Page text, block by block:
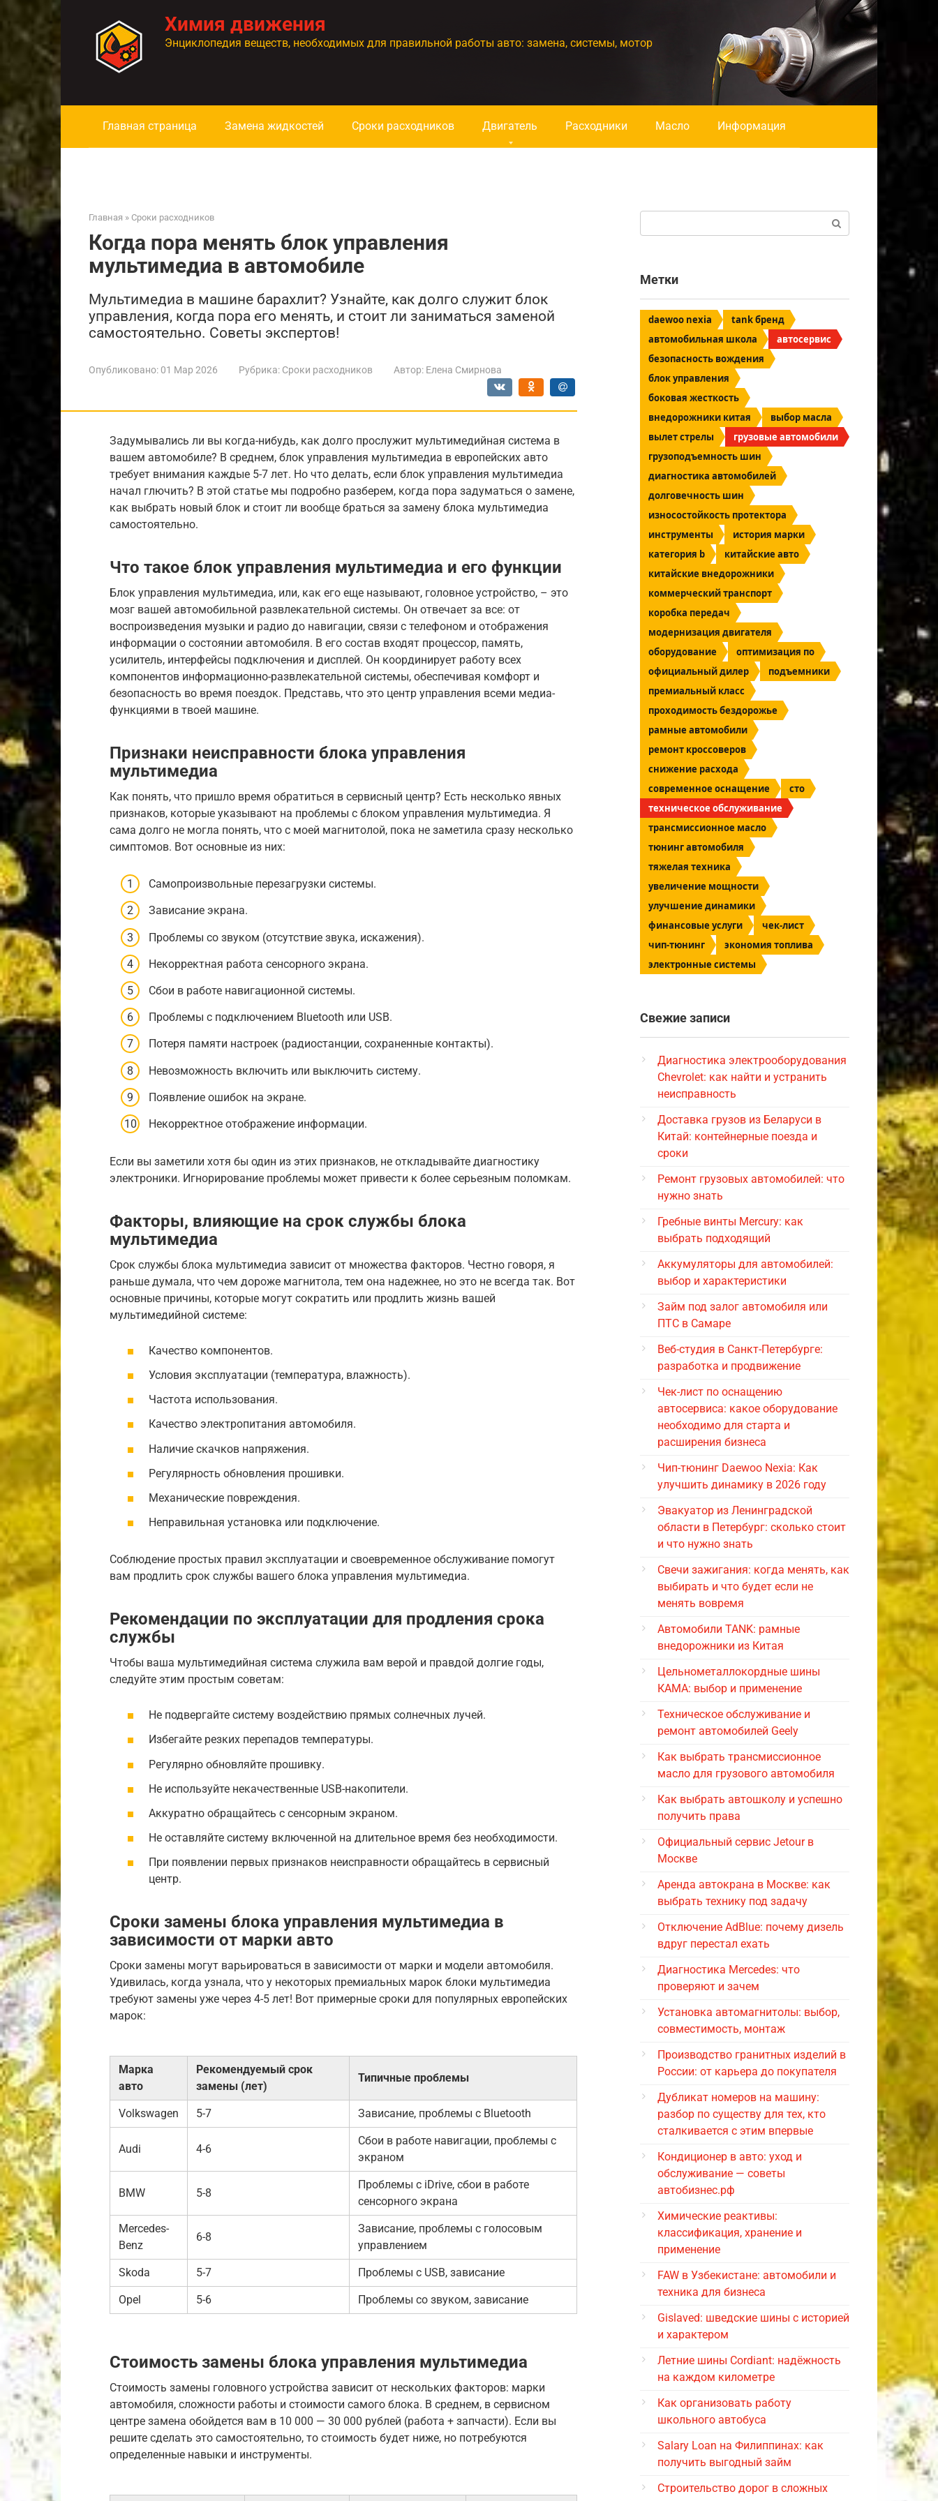
контенту
Химия движения
Энциклопедия веществ, необходимых для правильной работы авто: замена, системы, мотор
Главная страница Замена жидкостей Сроки расходников Двигатель Расходники Масло Информация
Главная » Сроки расходников
Когда пора менять блок управления
мультимедиа в автомобиле
Мультимедиа в машине барахлит? Узнайте, как долго служит блок
управления, когда пора его менять, и стоит ли заниматься заменой
самостоятельно. Советы экспертов!
Опубликовано: 01 Мар 2026 Рубрика: Сроки расходников Автор: Елена Смирнова
Задумывались ли вы когда-нибудь, как долго прослужит мультимедийная система в
вашем автомобиле? В среднем, блок управления мультимедиа в европейских авто
требует внимания каждые 5-7 лет. Но что делать, если блок управления мультимедиа
начал глючить? В этой статье мы подробно разберем, когда пора задуматься о замене,
как выбрать новый блок и стоит ли вообще браться за замену блока мультимедиа
самостоятельно.
Что такое блок управления мультимедиа и его функции
Блок управления мультимедиа, или, как его еще называют, головное устройство, – это
мозг вашей автомобильной развлекательной системы. Он отвечает за все: от
воспроизведения музыки и радио до навигации, связи с телефоном и отображения
информации о состоянии автомобиля. В его состав входят процессор, память,
усилитель, интерфейсы подключения и дисплей. Он координирует работу всех
компонентов информационно-развлекательной системы, обеспечивая комфорт и
безопасность во время поездок. Представь, что это центр управления всеми медиа-
функциями в твоей машине.
Признаки неисправности блока управления
мультимедиа
Как понять, что пришло время обратиться в сервисный центр? Есть несколько явных
признаков, которые указывают на проблемы с блоком управления мультимедиа. Я
сама долго не могла понять, что с моей магнитолой, пока не заметила сразу несколько
симптомов. Вот основные из них:
Самопроизвольные перезагрузки системы.
Зависание экрана.
Проблемы со звуком (отсутствие звука, искажения).
Некорректная работа сенсорного экрана.
Сбои в работе навигационной системы.
Проблемы с подключением Bluetooth или USB.
Потеря памяти настроек (радиостанции, сохраненные контакты).
Невозможность включить или выключить систему.
Появление ошибок на экране.
Некорректное отображение информации.
Если вы заметили хотя бы один из этих признаков, не откладывайте диагностику
электроники. Игнорирование проблемы может привести к более серьезным поломкам.
Факторы, влияющие на срок службы блока
мультимедиа
Срок службы блока мультимедиа зависит от множества факторов. Честно говоря, я
раньше думала, что чем дороже магнитола, тем она надежнее, но это не всегда так. Вот
основные причины, которые могут сократить или продлить жизнь вашей
мультимедийной системе:
Качество компонентов.
Условия эксплуатации (температура, влажность).
Частота использования.
Качество электропитания автомобиля.
Наличие скачков напряжения.
Регулярность обновления прошивки.
Механические повреждения.
Неправильная установка или подключение.
Соблюдение простых правил эксплуатации и своевременное обслуживание помогут
вам продлить срок службы вашего блока управления мультимедиа.
Рекомендации по эксплуатации для продления срока
службы
Чтобы ваша мультимедийная система служила вам верой и правдой долгие годы,
следуйте этим простым советам:
Не подвергайте систему воздействию прямых солнечных лучей.
Избегайте резких перепадов температуры.
Регулярно обновляйте прошивку.
Не используйте некачественные USB-накопители.
Аккуратно обращайтесь с сенсорным экраном.
Не оставляйте систему включенной на длительное время без необходимости.
При появлении первых признаков неисправности обращайтесь в сервисный
центр.
Сроки замены блока управления мультимедиа в
зависимости от марки авто
Сроки замены могут варьироваться в зависимости от марки и модели автомобиля.
Удивилась, когда узнала, что у некоторых премиальных марок блоки мультимедиа
требуют замены уже через 4-5 лет! Вот примерные сроки для популярных европейских
марок:
Марка
авто
Рекомендуемый срок
замены (лет)
Типичные проблемы
Volkswagen 5-7 Зависание, проблемы с Bluetooth
Audi 4-6
Сбои в работе навигации, проблемы с
экраном
BMW 5-8
Проблемы с iDrive, сбои в работе
сенсорного экрана
Mercedes-
Benz
6-8
Зависание, проблемы с голосовым
управлением
Skoda 5-7 Проблемы с USB, зависание
Opel 5-6 Проблемы со звуком, зависание
Стоимость замены блока управления мультимедиа
Стоимость замены головного устройства зависит от нескольких факторов: марки
автомобиля, сложности работы и стоимости самого блока. В среднем, в сервисном
центре замена обойдется вам в 10 000 — 30 000 рублей (работа + запчасти). Если вы
решите сделать это самостоятельно, то стоимость будет ниже, но потребуются
определенные навыки и инструменты.
Метки
daewoo nexia
tank бренд
автомобильная школа
автосервис
безопасность вождения
блок управления
боковая жесткость
внедорожники китая
выбор масла
вылет стрелы
грузовые автомобили
грузоподъемность шин
диагностика автомобилей
долговечность шин
износостойкость протектора
инструменты
история марки
категория b
китайские авто
китайские внедорожники
коммерческий транспорт
коробка передач
модернизация двигателя
оборудование
оптимизация по
официальный дилер
подъемники
премиальный класс
проходимость бездорожье
рамные автомобили
ремонт кроссоверов
снижение расхода
современное оснащение
сто
техническое обслуживание
трансмиссионное масло
тюнинг автомобиля
тяжелая техника
увеличение мощности
улучшение динамики
финансовые услуги
чек-лист
чип-тюнинг
экономия топлива
электронные системы
Свежие записи
Диагностика электрооборудования
Chevrolet: как найти и устранить
неисправность
Доставка грузов из Беларуси в
Китай: контейнерные поезда и
сроки
Ремонт грузовых автомобилей: что
нужно знать
Гребные винты Mercury: как
выбрать подходящий
Аккумуляторы для автомобилей:
выбор и характеристики
Займ под залог автомобиля или
ПТС в Самаре
Веб-студия в Санкт-Петербурге:
разработка и продвижение
Чек-лист по оснащению
автосервиса: какое оборудование
необходимо для старта и
расширения бизнеса
Чип-тюнинг Daewoo Nexia: Как
улучшить динамику в 2026 году
Эвакуатор из Ленинградской
области в Петербург: сколько стоит
и что нужно знать
Свечи зажигания: когда менять, как
выбирать и что будет если не
менять вовремя
Автомобили TANK: рамные
внедорожники из Китая
Цельнометаллокордные шины
КАМА: выбор и применение
Техническое обслуживание и
ремонт автомобилей Geely
Как выбрать трансмиссионное
масло для грузового автомобиля
Как выбрать автошколу и успешно
получить права
Официальный сервис Jetour в
Москве
Аренда автокрана в Москве: как
выбрать технику под задачу
Отключение AdBlue: почему дизель
вдруг перестал ехать
Диагностика Mercedes: что
проверяют и зачем
Установка автомагнитолы: выбор,
совместимость, монтаж
Производство гранитных изделий в
России: от карьера до покупателя
Дубликат номеров на машину:
разбор по существу для тех, кто
сталкивается с этим впервые
Кондиционер в авто: уход и
обслуживание — советы
автобизнес.рф
Химические реактивы:
классификация, хранение и
применение
FAW в Узбекистане: автомобили и
техника для бизнеса
Gislaved: шведские шины с историей
и характером
Летние шины Cordiant: надёжность
на каждом километре
Как организовать работу
школьного автобуса
Salary Loan на Филиппинах: как
получить выгодный займ
Строительство дорог в сложных